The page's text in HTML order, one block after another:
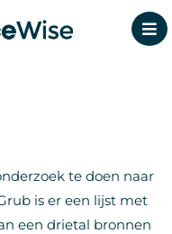
te doen naar
is er een lijst met
een drietal bronnen